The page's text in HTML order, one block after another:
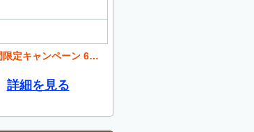
利用で月々の負担を大幅軽減
詳細を見る